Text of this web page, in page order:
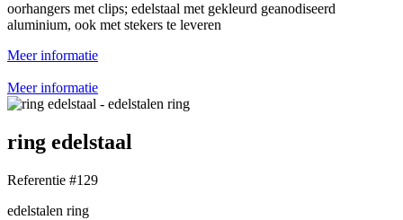
oorhangers met clips; edelstaal met gekleurd geanodiseerd
aluminium, ook met stekers te leveren
Meer informatie
Meer informatie
ring edelstaal
Referentie #129
edelstalen ring